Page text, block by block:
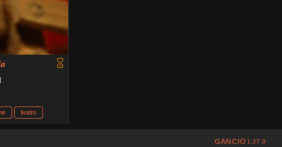
teatro
GANCIO 1.27.0